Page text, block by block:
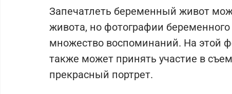
Запечатлеть беременный живот
живота, но фотографии
множество воспоминаний. На этой
также может принять участие в
прекрасный портрет.